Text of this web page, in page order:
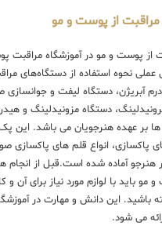
مراقبت از پوست و مو
از پوست و مو در آموزشگاه مراقبت
نحوه استفاده از دستگاه‌های
آبریژن، دستگاه لیفت و
دستگاه مزونیدلینگ و
بر عهده هنرجویان می باشد. این
پاکسازی، انواع قلم های پاکسازی
هنرجو آماده شده است.قبل از انجام
مو باید با لوازم مورد نیاز برای آن و
باشید. این دانش و مهارت در
می شود.